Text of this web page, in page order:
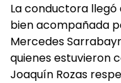
La conductora llegó
bien acompañada
Mercedes
quienes estuvieron
Joaquín Rozas